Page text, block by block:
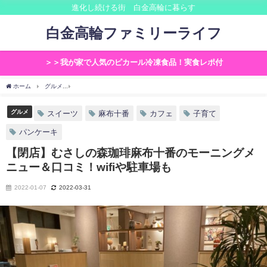
進化し続ける街 白金高輪に暮らす
白金高輪ファミリーライフ
＞＞我が家で人気のピカール冷凍食品！実食レポ付
ホーム グルメ
グルメ スイーツ 麻布十番 カフェ 子育て
パンケーキ
【閉店】むさしの森珈琲麻布十番のモーニングメ
ニュー＆口コミ！wifiや駐車場も
2022-01-07 2022-03-31